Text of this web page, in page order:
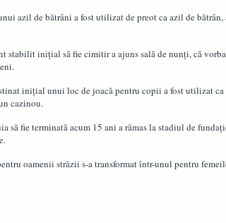
azil de bătrâni a fost utilizat de preot ca azil de
stabilit iniţial să fie cimitir a ajuns sală de nunţi, că
iniţial unui loc de joacă pentru copii a fost utilizat
cazinou.
să fie terminată acum 15 ani a rămas la stadiul de
oamenii străzii s-a transformat într-unul pentru